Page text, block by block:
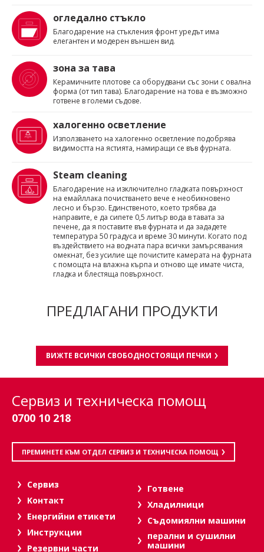
огледално стъкло
Благодарение на стъкления фронт уредът има
елегантен и модерен външен вид.
зона за тава
Керамичните плотове са оборудвани със зони с овална
форма (от тип тава). Благодарение на това е възможно
готвене в големи съдове.
халогенно осветление
Използването на халогенно осветление подобрява
видимостта на ястията, намиращи се във фурната.
Steam cleaning
Благодарение на изключително гладката повърхност
на емайллака почистването вече е необикновено
лесно и бързо. Единственото, което трябва да
направите, е да сипете 0,5 литър вода в тавата за
печене, да я поставите във фурната и да зададете
температура 50 градуса и време 30 минути. Когато под
въздействието на водната пара всички замърсявания
омекнат, без усилие ще почистите камерата на фурната
с помощта на влажна кърпа и отново ще имате чиста,
гладка и блестяща повърхност.
ПРЕДЛАГАНИ ПРОДУКТИ
ВИЖТЕ ВСИЧКИ СВОБОДНОСТОЯЩИ ПЕЧКИ
Сервиз и техническа помощ
0700 10 218
ПРЕМИНЕТЕ КЪМ ОТДЕЛ СЕРВИЗ И ТЕХНИЧЕСКА ПОМОЩ
Сервиз
Kонтакт
Енергийни етикети
Инструкции
Резервни части
Готвене
Хладилници
Съдомиялни машини
перални и сушилни
машини